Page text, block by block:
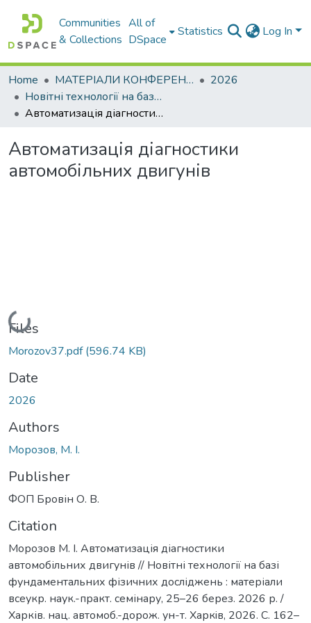
Communities
& Collections
All of
DSpace
Statistics Log In
Home МАТЕРІАЛИ КОНФЕРЕНЦІЙ
2026
Новітні технології на базі фундаментальних фізичних досліджень
Автоматизація діагностики автомобільних двигунів
Автоматизація діагностики
автомобільних двигунів
Loading...
Files
Morozov37.pdf(596.74 KB)
Date
2026
Authors
Морозов, М. І.
Publisher
ФОП Бровін О. В.
Citation
Морозов М. І. Автоматизація діагностики
автомобільних двигунів // Новітні технології на базі
фундаментальних фізичних досліджень : матеріали
всеукр. наук.-практ. семінару, 25–26 берез. 2026 р. /
Харків. нац. автомоб.-дорож. ун-т. Харкiв, 2026. С. 162–